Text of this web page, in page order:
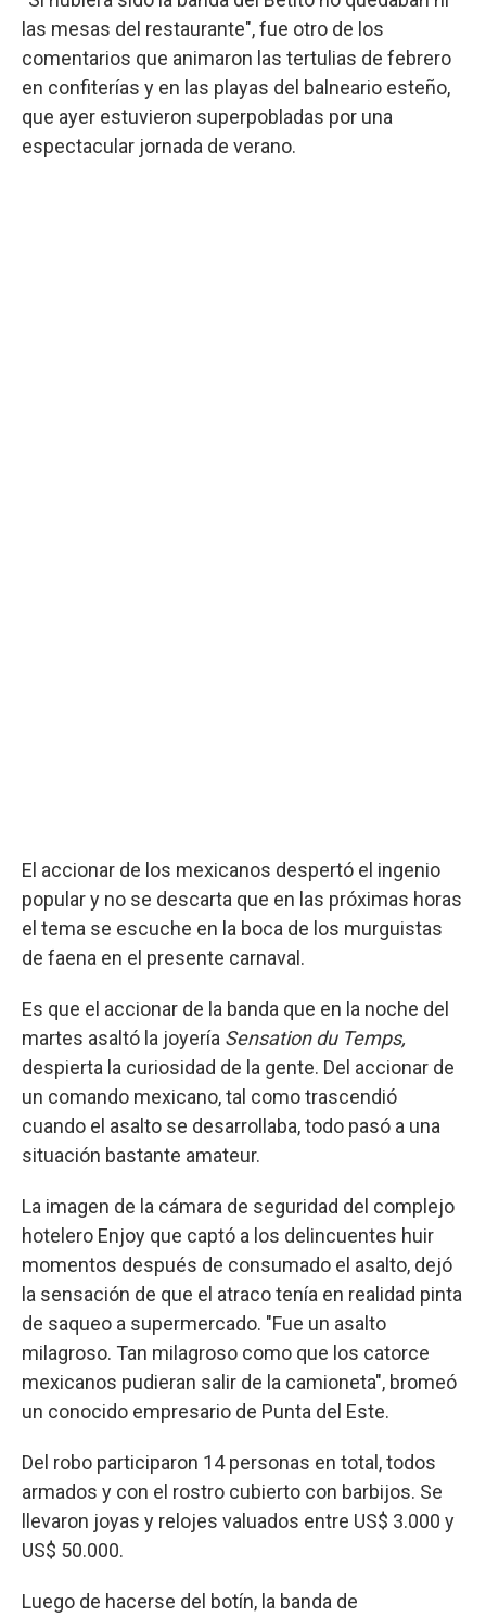
las mesas del restaurante", fue otro de los
comentarios que animaron las tertulias de febrero
en confiterías y en las playas del balneario esteño,
que ayer estuvieron superpobladas por una
espectacular jornada de verano.
El accionar de los mexicanos despertó el ingenio
popular y no se descarta que en las próximas horas
el tema se escuche en la boca de los murguistas
de faena en el presente carnaval.
Es que el accionar de la banda que en la noche del
martes asaltó la joyería Sensation du Temps,
despierta la curiosidad de la gente. Del accionar de
un comando mexicano, tal como trascendió
cuando el asalto se desarrollaba, todo pasó a una
situación bastante amateur.
La imagen de la cámara de seguridad del complejo
hotelero Enjoy que captó a los delincuentes huir
momentos después de consumado el asalto, dejó
la sensación de que el atraco tenía en realidad pinta
de saqueo a supermercado. "Fue un asalto
milagroso. Tan milagroso como que los catorce
mexicanos pudieran salir de la camioneta", bromeó
un conocido empresario de Punta del Este.
Del robo participaron 14 personas en total, todos
armados y con el rostro cubierto con barbijos. Se
llevaron joyas y relojes valuados entre US$ 3.000 y
US$ 50.000.
Luego de hacerse del botín, la banda de